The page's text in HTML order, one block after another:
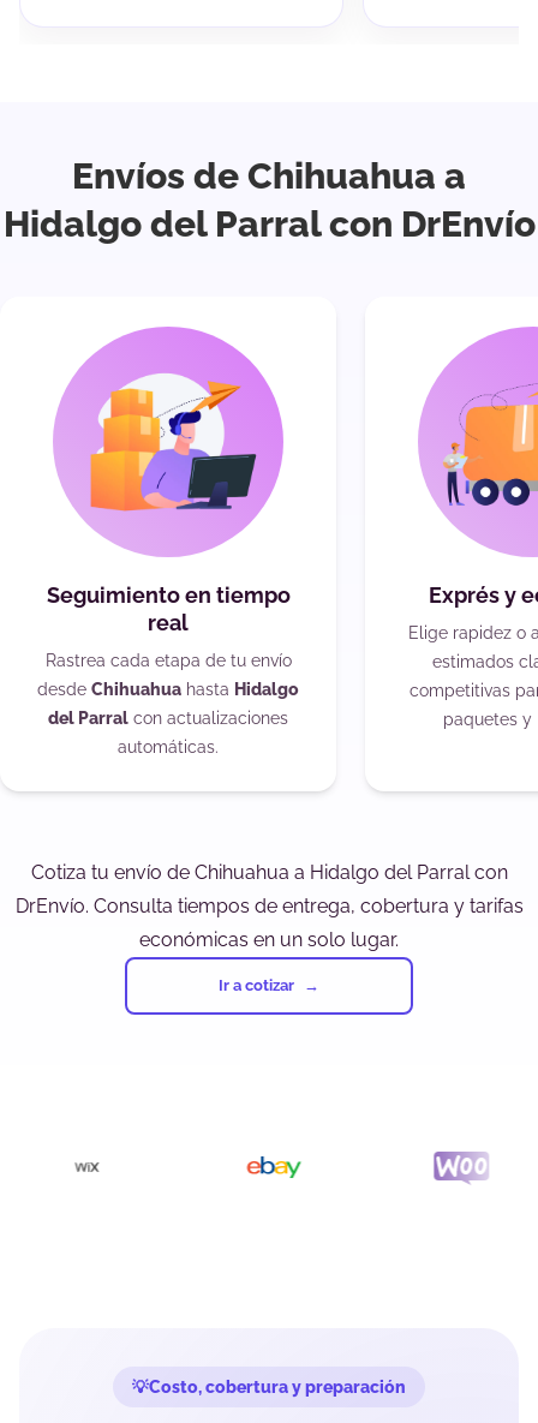
Envíos de Chihuahua a
Hidalgo del Parral con DrEnvío
Seguimiento en tiempo
real
Rastrea cada etapa de tu envío
desde Chihuahua hasta Hidalgo
del Parral con actualizaciones
automáticas.
Exprés y
Elige rapidez o
estimados
competitivas
paquetes y
Cotiza tu envío de Chihuahua a Hidalgo del Parral con
DrEnvío. Consulta tiempos de entrega, cobertura y tarifas
económicas en un solo lugar.
Ir a cotizar
Costo, cobertura y preparación